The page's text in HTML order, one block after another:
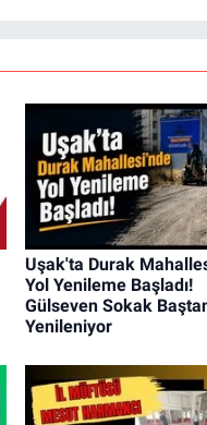
Uşak'ta Durak
Yol Yenileme Başladı!
Gülseven Sokak
Yenileniyor